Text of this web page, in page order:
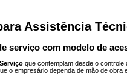
Assistência
serviço com modelo de
que contemplam desde o
o empresário dependa de mão de